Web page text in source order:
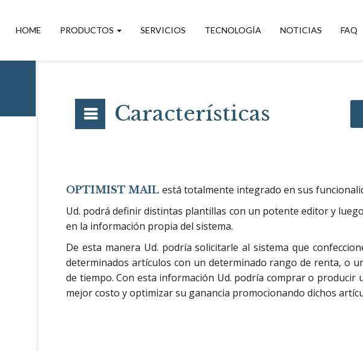
en
HOME PRODUCTOS SERVICIOS TECNOLOGÍA NOTICIAS FAQ
Características
OPTIMIST MAIL está totalmente integrado en sus
Ud. podrá definir distintas plantillas con un potente editor y
en la información propia del sistema.
De esta manera Ud. podría solicitarle al sistema que
determinados artículos con un determinado rango de renta, o
de tiempo. Con esta información Ud. podría comprar o
mejor costo y optimizar su ganancia promocionando dichos